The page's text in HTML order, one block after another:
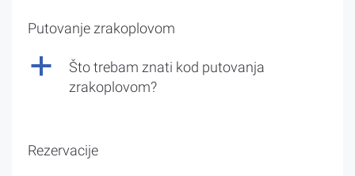
Putovanje zrakoplovom
a
Što trebam znati kod putovanja
zrakoplovom?
Rezervacije